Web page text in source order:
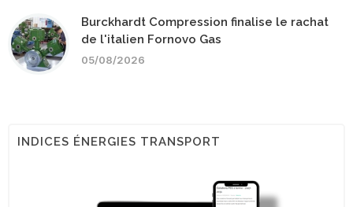
Burckhardt Compression finalise le rachat
de l'italien Fornovo Gas
05/08/2026
INDICES ÉNERGIES TRANSPORT